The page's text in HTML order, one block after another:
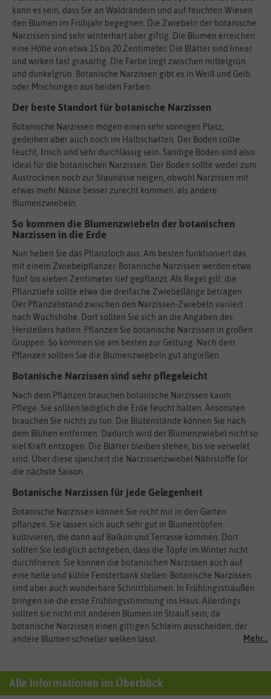
Mehr...
kann es sein, dass Sie an Waldrändern und auf feuchten Wiesen
den Blumen im Frühjahr begegnen. Die Zwiebeln der botanische
Narzissen sind sehr winterhart aber giftig. Die Blumen erreichen
eine Höhe von etwa 15 bis 20 Zentimeter. Die Blätter sind linear
und wirken fast grasartig. Die Farbe liegt zwischen mittelgrün
und dunkelgrün. Botanische Narzissen gibt es in Weiß und Gelb
oder Mischungen aus beiden Farben.
Der beste Standort für botanische Narzissen
Botanische Narzissen mögen einen sehr sonnigen Platz,
gedeihen aber auch noch im Halbschatten. Der Boden sollte
feucht, frisch und sehr durchlässig sein. Sandige Böden sind also
ideal für die botanischen Narzissen. Der Boden sollte weder zum
Austrocknen noch zur Staunässe neigen, obwohl Narzissen mit
etwas mehr Nässe besser zurecht kommen, als andere
Blumenzwiebeln.
So kommen die Blumenzwiebeln der botanischen
Narzissen in die Erde
Nun heben Sie das Pflanzloch aus. Am besten funktioniert das
mit einem Zwiebelpflanzer. Botanische Narzissen werden etwa
fünf bis sieben Zentimeter tief gepflanzt. Als Regel gilt: die
Pflanztiefe sollte etwa die dreifache Zwiebellänge betragen.
Der Pflanzabstand zwischen den Narzissen-Zwiebeln variiert
nach Wuchshöhe. Dort sollten Sie sich an die Angaben des
Herstellers halten. Pflanzen Sie botanische Narzissen in großen
Gruppen. So kommen sie am besten zur Geltung. Nach dem
Pflanzen sollten Sie die Blumenzwiebeln gut angießen.
Botanische Narzissen sind sehr pflegeleicht
Nach dem Pflanzen brauchen botanische Narzissen kaum
Pflege. Sie sollten lediglich die Erde feucht halten. Ansonsten
brauchen Sie nichts zu tun. Die Blütenstände können Sie nach
dem Blühen entfernen. Dadurch wird der Blumenzwiebel nicht so
viel Kraft entzogen. Die Blätter bleiben stehen, bis sie verwelkt
sind. Über diese speichert die Narzissenzwiebel Nährstoffe für
die nächste Saison.
Botanische Narzissen für jede Gelegenheit
Botanische Narzissen können Sie nicht nur in den Garten
pflanzen. Sie lassen sich auch sehr gut in Blumentöpfen
kultivieren, die dann auf Balkon und Terrasse kommen. Dort
sollten Sie lediglich achtgeben, dass die Töpfe im Winter nicht
durchfrieren. Sie können die botanischen Narzissen auch auf
eine helle und kühle Fensterbank stellen. Botanische Narzissen
sind aber auch wunderbare Schnittblumen. In Frühlingssträußen
bringen sie die erste Frühlingsstimmung ins Haus. Allerdings
sollten sie nicht mit anderen Blumen im Strauß sein, da
botanische Narzissen einen giftigen Schleim ausscheiden, der
andere Blumen schneller welken lässt.
Alle Informationen im Überblick